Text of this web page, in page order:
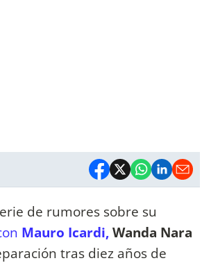
de rumores sobre su
Mauro Icardi,Wanda Nara
tras diez años de